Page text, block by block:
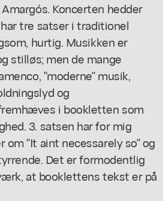
Koncerten hedder
har tre satser i traditionel
hurtig. Musikken er
stilløs; men de mange
"moderne" musik,
og
i bookletten som
3. satsen har for mig
om "It aint necessarely so" og
Det er formodentlig
at booklettens tekst er på